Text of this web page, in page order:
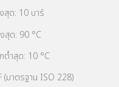
สุด: 10 บาร์
สุด: 90 °C
ต่ำสุด: 10 °C
(มาตรฐาน ISO 228)